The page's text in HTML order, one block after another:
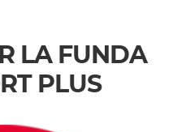
LA FUNDA
PLUS